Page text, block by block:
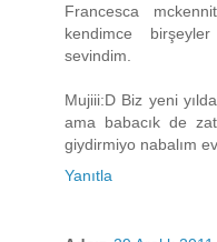
Francesca
kendimce
sevindim.
Mujiii:D Biz yeni
ama babacık de
giydirmiyo nabalım
Yanıtla